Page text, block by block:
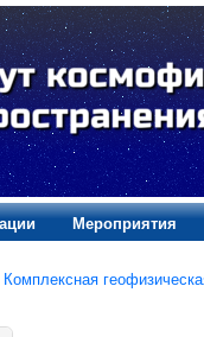
Мероприятия
Комплексная